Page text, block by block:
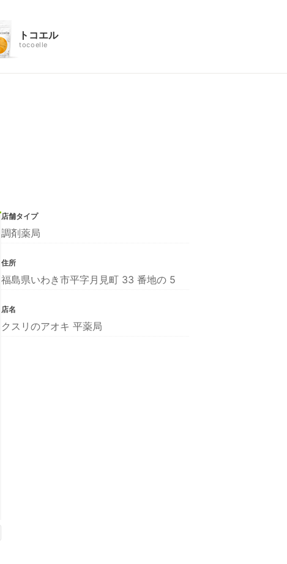
トコエル
tocoelle
店舗タイプ
調剤薬局
住所
福島県いわき市平字月見町 33 番地の 5
店名
クスリのアオキ 平薬局